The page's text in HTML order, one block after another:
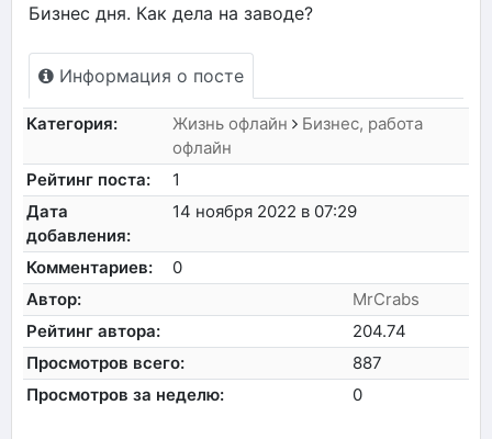
Бизнес дня. Как дела на заводе?
Информация о посте
Категория: Жизнь офлайн
Бизнес, работа
офлайн
Рейтинг поста:
1
Дата
добавления:
14 ноября 2022 в 07:29
Комментариев:
0
Автор:
MrCrabs
Рейтинг автора:
204.74
Просмотров всего:
887
Просмотров за неделю:
0